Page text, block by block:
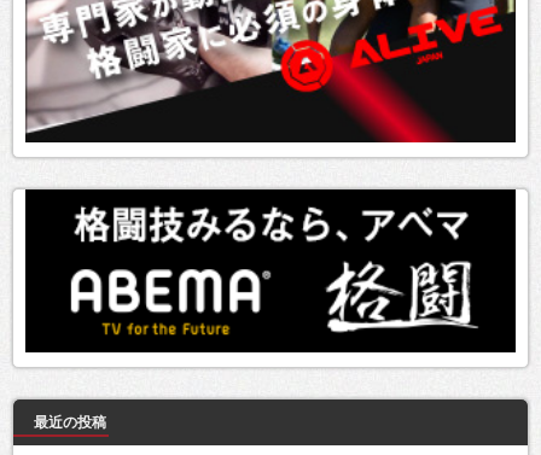
最近の投稿